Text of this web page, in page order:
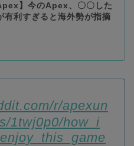
】今のApex、〇〇した
有利すぎると海外勢が指摘
r/apexun
1twj0p0/how_i